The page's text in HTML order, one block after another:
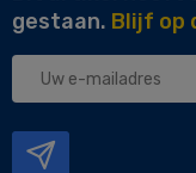
gestaan. Blijf op
Uw